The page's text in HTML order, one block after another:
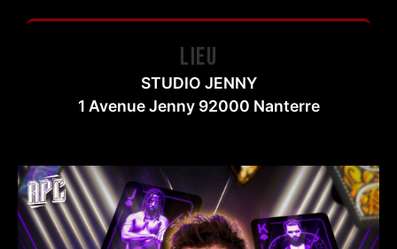
LIEU
STUDIO JENNY
1 Avenue Jenny 92000 Nanterre